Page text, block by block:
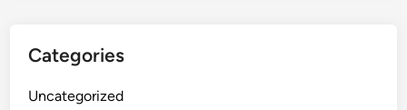
Categories
Uncategorized